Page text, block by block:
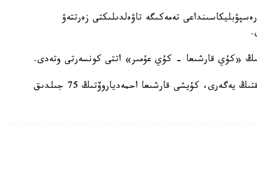
رەسپۋبليكاسىنداعى تەمەكىگە تاۋەلدىلىكتى زەرتتەۋ
شارا قازاقستاننىڭ حالىق ءارتيسى، مەملەكەتتىك سىيلىقتىڭ يەگەرى، كۇيشى قارشىعا احمەدياروۆتىڭ 75 جىلدىق